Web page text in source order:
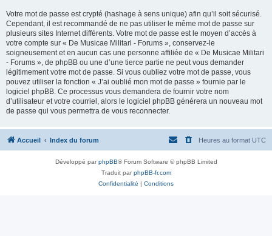
Votre mot de passe est crypté (hashage à sens unique) afin qu’il soit sécurisé.
Cependant, il est recommandé de ne pas utiliser le même mot de passe sur
plusieurs sites Internet différents. Votre mot de passe est le moyen d’accès à
votre compte sur « De Musicae Militari - Forums », conservez-le
soigneusement et en aucun cas une personne affiliée de « De Musicae Militari
- Forums », de phpBB ou une d’une tierce partie ne peut vous demander
légitimement votre mot de passe. Si vous oubliez votre mot de passe, vous
pouvez utiliser la fonction « J’ai oublié mon mot de passe » fournie par le
logiciel phpBB. Ce processus vous demandera de fournir votre nom
d’utilisateur et votre courriel, alors le logiciel phpBB générera un nouveau mot
de passe qui vous permettra de vous reconnecter.
Accueil Index du forum Heures au format UTC
Développé parphpBB® Forum Software © phpBB Limited
Traduit parphpBB-fr.com
Confidentialité | Conditions